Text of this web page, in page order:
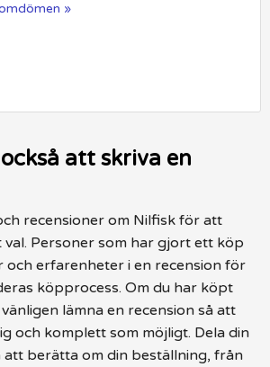
»
att skriva en
recensioner om Nilfisk för att
val. Personer som har gjort ett köp
och erfarenheter i en recension för
köpprocess. Om du har köpt
lämna en recension så att
och komplett som möjligt. Dela din
att berätta om din beställning, från